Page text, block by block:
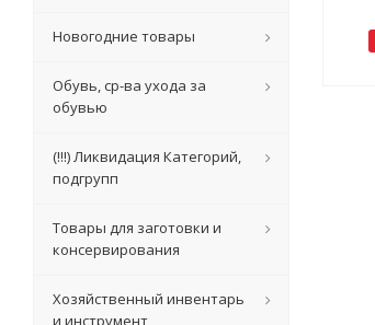
Новогодние товары
Обувь, ср-ва ухода за
обувью
(!!!) Ликвидация Категорий,
подгрупп
Товары для заготовки и
консервирования
Хозяйственный инвентарь
и инструмент